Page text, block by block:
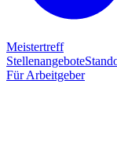
Meistertreff
Stellenangebote
Für Arbeitgeber